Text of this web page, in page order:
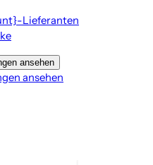
Lieferanten
ansehen
ansehen